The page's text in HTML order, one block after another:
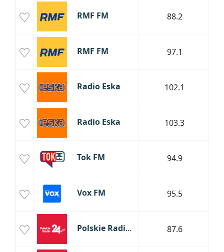
RMF FM 88.2
RMF FM 97.1
Radio Eska 102.1
Radio Eska 103.3
Tok FM 94.9
Vox FM 95.5
Polskie Radio 24 87.6